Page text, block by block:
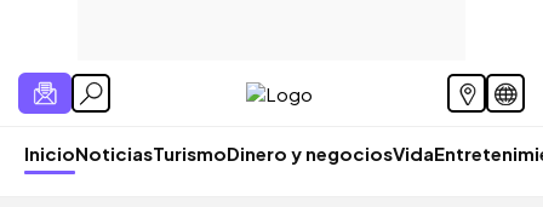
InicioNoticiasTurismoDinero y negociosVida